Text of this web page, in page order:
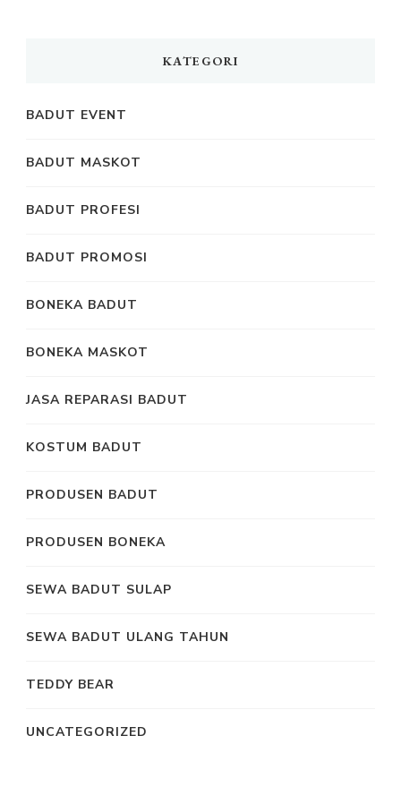
KATEGORI
BADUT EVENT
BADUT MASKOT
BADUT PROFESI
BADUT PROMOSI
BONEKA BADUT
BONEKA MASKOT
JASA REPARASI BADUT
KOSTUM BADUT
PRODUSEN BADUT
PRODUSEN BONEKA
SEWA BADUT SULAP
SEWA BADUT ULANG TAHUN
TEDDY BEAR
UNCATEGORIZED